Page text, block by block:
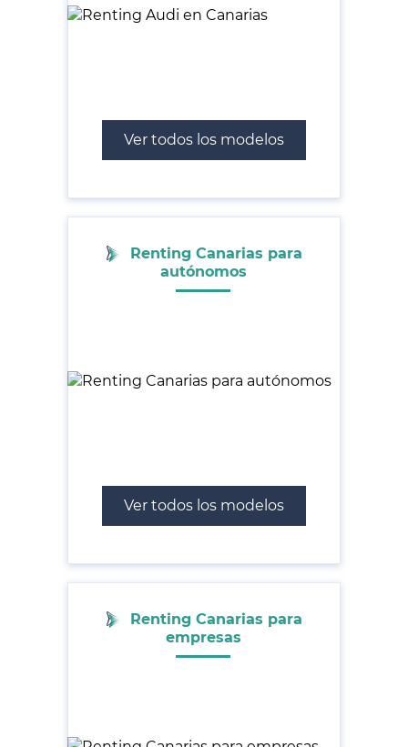
Ver todos los modelos
Renting Canarias para
autónomos
Ver todos los modelos
Renting Canarias para
empresas